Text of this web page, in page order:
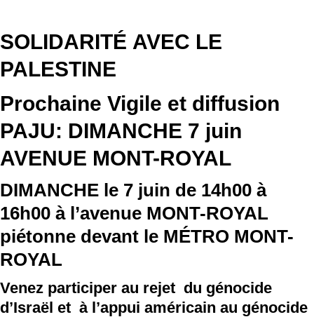
SOLIDARITÉ AVEC LE
PALESTINE
Prochaine Vigile et diffusion
PAJU: DIMANCHE 7 juin
AVENUE MONT-ROYAL
DIMANCHE le 7 juin de 14h00 à
16h00 à l’avenue MONT-ROYAL
piétonne devant le MÉTRO MONT-
ROYAL
Venez participer au rejet du génocide
d’Israël et à l’appui américain au génocide